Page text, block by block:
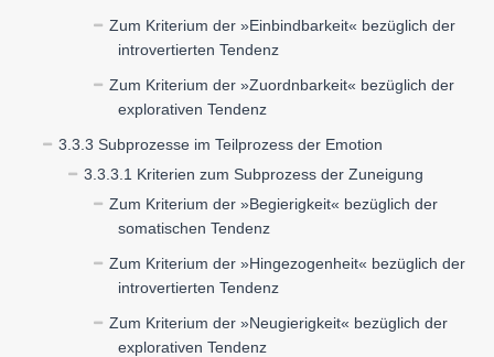
Zum Kriterium der »Einbindbarkeit« bezüglich der
introvertierten Tendenz
Zum Kriterium der »Zuordnbarkeit« bezüglich der
explorativen Tendenz
3.3.3 Subprozesse im Teilprozess der Emotion
3.3.3.1 Kriterien zum Subprozess der Zuneigung
Zum Kriterium der »Begierigkeit« bezüglich der
somatischen Tendenz
Zum Kriterium der »Hingezogenheit« bezüglich der
introvertierten Tendenz
Zum Kriterium der »Neugierigkeit« bezüglich der
explorativen Tendenz